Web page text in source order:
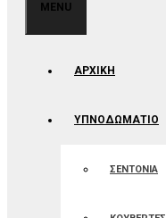
MENU
ΑΡΧΙΚΉ
ΥΠΝΟΔΩΜΑΤΙΟ
ΣΕΝΤΟΝΙΑ